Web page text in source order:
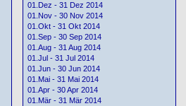
01.Dez - 31 Dez 2014
01.Nov - 30 Nov 2014
01.Okt - 31 Okt 2014
01.Sep - 30 Sep 2014
01.Aug - 31 Aug 2014
01.Jul - 31 Jul 2014
01.Jun - 30 Jun 2014
01.Mai - 31 Mai 2014
01.Apr - 30 Apr 2014
01.Mär - 31 Mär 2014